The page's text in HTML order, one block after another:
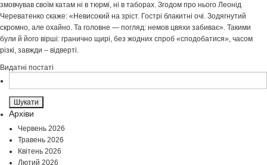
змовчував своїм катам ні в тюрмі, ні в таборах. Згодом про нього Леонід
Череватенко скаже: «Невисокий на зріст. Гострі блакитні очі. Зодягнутий
скромно, але охайно. Та головне — погляд: немов цвяхи забиває». Такими
були й його вірші: гранично щирі, без жодних спроб «сподобатися», часом
різкі, завжди – відверті.
Видатні постаті
Архіви
Червень 2026
Травень 2026
Квітень 2026
Лютий 2026